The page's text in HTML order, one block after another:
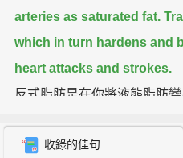
arteries as saturated fat.
which in turn hardens and
heart attacks and strokes.
反式脂肪是在你將液態脂肪
些人工硬化的脂肪會比阻塞
收錄的佳句